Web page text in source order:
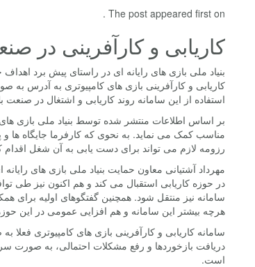
The post appeared first on .
کاریابی و کارآفرینی در
بنیاد ملی بازی های رایانه ای در راستای پیش برد
کاریابی و کارآفرینی بازی های کامپیوتری به آدرس
استفاده از این سامانه روند کاریابی و اشتغال در
بر اساس اطلاعات منتشر شده توسط بنیاد ملی بازی های
مناسب کمک می نماید. به نحوی که کارفرما جایگاه ها
رزومه لازم می تواند برای دست یابی به آن شغل اقدام
مهرداد آشتیانی معاون حمایت بنیاد ملی بازی های
در حوزه کاریابی استقبال می کند و هم اکنون نیز طی
سامانه نیز منتقل شود. همچنین گفتگوهای اولیه برای
هرچه بیشتر این سامانه و هم افزایی عمومی در این
سامانه کاریابی و کارآفرینی بازی های کامپیوتری فعلا
دریافت بازخوردها و رفع مشکلات احتمالی، به صورت
است.